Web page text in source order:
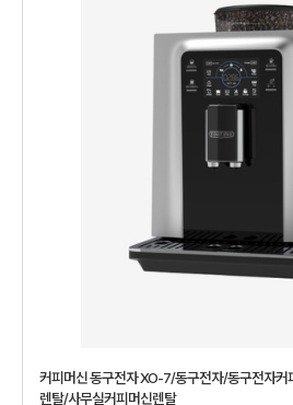
커피머신 동구전자 XO-7/동구전자/동구전자
렌탈/사무실커피머신렌탈